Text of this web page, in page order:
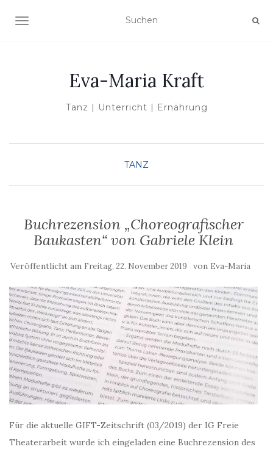
NAVIGATION UMSCHALTEN
Eva-Maria Kraft
Tanz | Unterricht | Ernährung
TANZ
Buchrezension „Choreografischer
Baukasten“ von Gabriele Klein
Veröffentlicht am Freitag, 22. November 2019 von Eva-Maria
Für die aktuelle GIFT-Zeitschrift (03/2019) der IG Freie
Theaterarbeit wurde ich eingeladen eine Buchrezension des